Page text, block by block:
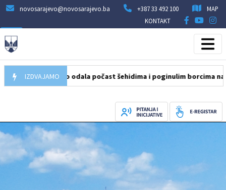
novosarajevo@novosarajevo.ba +387 33 492 100
MAP
KONTAKT
IZDVAJAMO
Sarajevo odala počast šehidima i poginulim borcima na Igmanu